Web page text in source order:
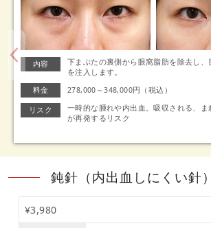
内容
下まぶたの裏側から眼窩脂肪を除去し
を注入します。
料金
278,000～348,000円（税込）
リスク
一時的な腫れや内出血。吸収される、
が再発するリスク
鈍針（内出血しにくい針
¥3,980